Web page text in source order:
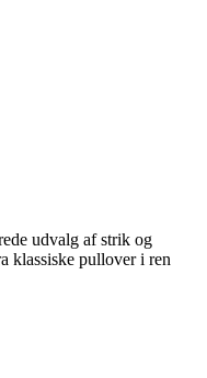
udvalg af strik og
klassiske pullover i ren